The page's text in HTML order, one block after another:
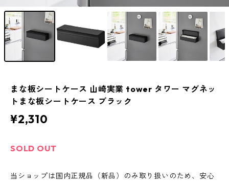
まな板シートケース 山崎実業 tower タワー マグネッ
トまな板シートケース ブラック
¥2,310
SOLD OUT
当ショップは国内正規品（新品）のみ取り扱いのため、安心